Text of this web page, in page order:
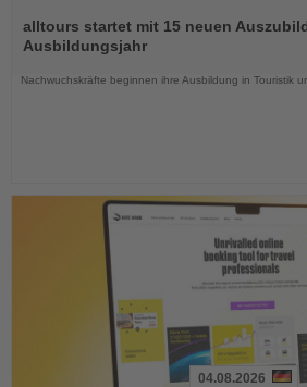
Sie
die
alltours startet mit 15 neuen
Ausbildungsjahr
Nachwuchskräfte beginnen ihre Ausbildung in Touristik
04.08.2026